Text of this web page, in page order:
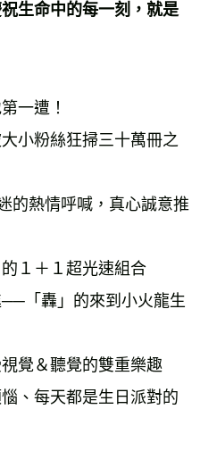
生命中的每一刻，就是
一遭！
小粉絲狂掃三十萬冊之
的熱情呼喊，真心誠意推
１＋１超光速組合
「轟」的來到小火龍生
覺＆聽覺的雙重樂趣
、每天都是生日派對的